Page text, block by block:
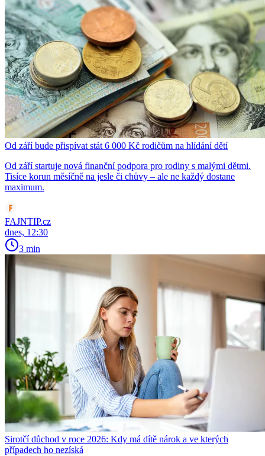
Od září bude přispívat stát 6 000 Kč rodičům na hlídání dětí
Od září startuje nová finanční podpora pro rodiny s malými dětmi.
Tisíce korun měsíčně na jesle či chůvy – ale ne každý dostane
maximum.
FAJNTIP.cz
dnes, 12:30
3 min
Sirotčí důchod v roce 2026: Kdy má dítě nárok a ve kterých
případech ho nezíská